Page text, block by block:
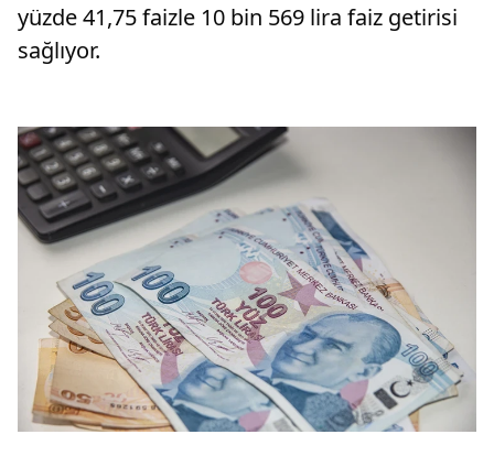
yüzde 41,75 faizle 10 bin 569 lira faiz getirisi
sağlıyor.